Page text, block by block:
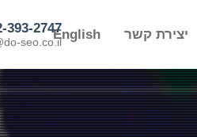
יצירת קשר English
393-2747
seo.co.il